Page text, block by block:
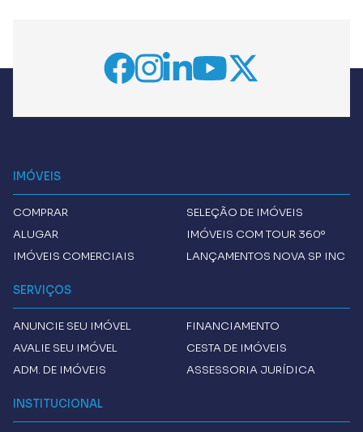
IMÓVEIS
COMPRAR
ALUGAR
IMÓVEIS COMERCIAIS
SELEÇÃO DE IMÓVEIS
IMÓVEIS COM TOUR 360º
LANÇAMENTOS NOVA SP INC
SERVIÇOS
ANUNCIE SEU IMÓVEL
AVALIE SEU IMÓVEL
ADM. DE IMÓVEIS
FINANCIAMENTO
CESTA DE IMÓVEIS
ASSESSORIA JURÍDICA
INSTITUCIONAL